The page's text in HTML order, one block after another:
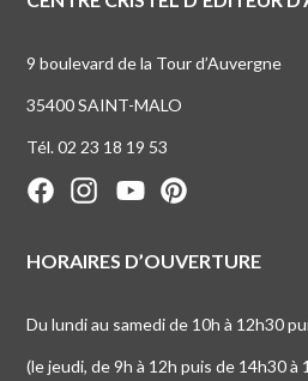
9 boulevard de la Tour d’Auvergne
35400 SAINT-MALO
Tél. 02 23 18 19 53
HORAIRES D’OUVERTURE
Du lundi au samedi de 10h à 12h30
(le jeudi, de 9h à 12h puis de 14h30 à